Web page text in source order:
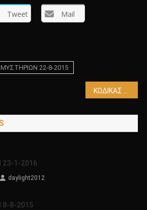
Tweet Mail
22-8-2015
23-1-2016
daylight2012
8-8-2015